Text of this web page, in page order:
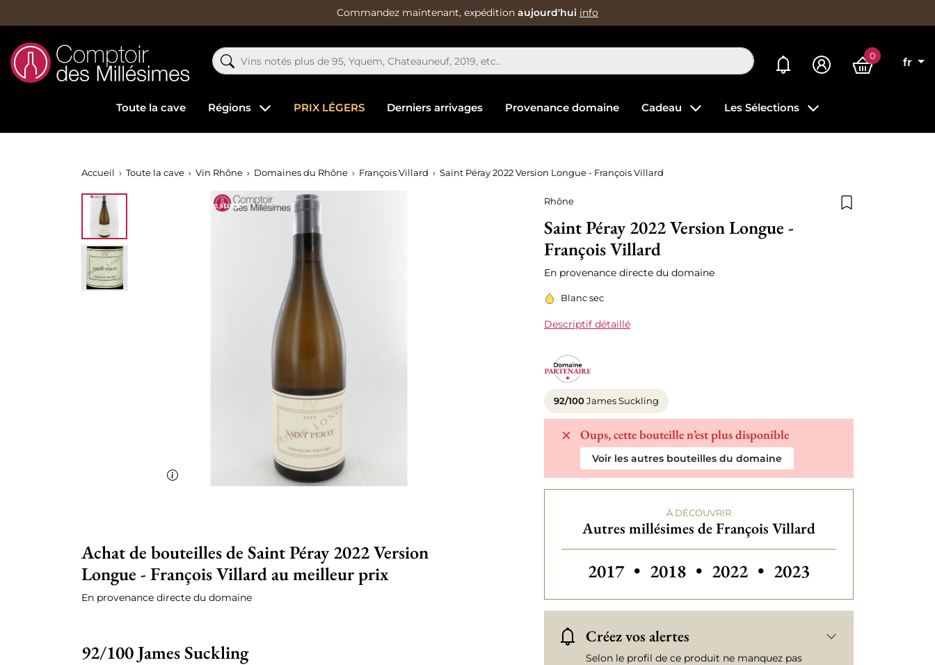
Commandez maintenant, expédition aujourd'hui info
Mes alertes 0
fr
Toute la cave Régions PRIX LÉGERS Derniers arrivages Provenance domaine Cadeau Les Sélections
Accueil Toute la cave Vin Rhône Domaines du Rhône François Villard Saint Péray 2022 Version Longue - François Villard
Rhône
Saint Péray 2022 Version Longue -
François Villard
En provenance directe du domaine
Blanc sec
Descriptif détaillé
92/100James Suckling
Oups, cette bouteille n’est plus disponible
Voir les autres bouteilles du domaine
À DÉCOUVRIR
Autres millésimes de François Villard
2017 • Autres millésimes de François Villard
2018 • 2022 • 2023
Créez vos alertes
Selon le profil de ce produit ne manquez pas
Rupture de stock
Achat de bouteilles de Saint Péray 2022 Version
Longue - François Villard au meilleur prix
En provenance directe du domaine
92/100 James Suckling